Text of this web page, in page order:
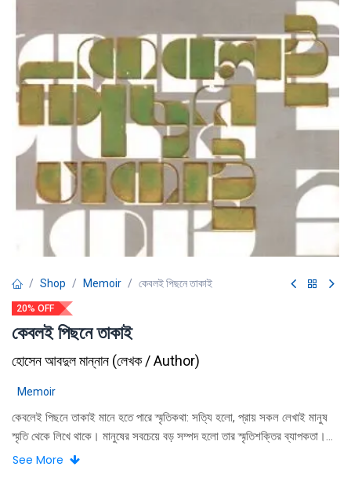
Shop Memoir কেবলই পিছনে তাকাই
20% OFF
কেবলই পিছনে তাকাই
হোসেন আবদুল মান্নান (লেখক / Author)
Memoir
কেবলেই পিছনে তাকাই মানে হতে পারে স্মৃতিকথা: সত্যি হলো, প্রায় সকল লেখাই মানুষ
স্মৃতি থেকে লিখে থাকে। মানুষের সবচেয়ে বড় সম্পদ হলো তার স্মৃতিশক্তির ব্যাপকতা।
বলা যায়, জীবনের সবই স্মৃতির কথকতা।
See More